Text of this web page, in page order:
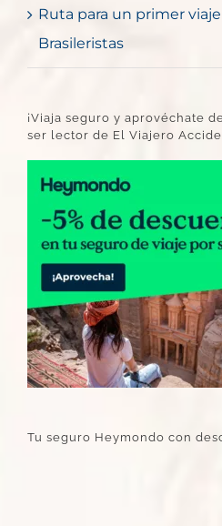
Ruta para un primer
Brasileristas
¡Viaja seguro y aprovéchate
ser lector de El Viajero
Tu seguro Heymondo con